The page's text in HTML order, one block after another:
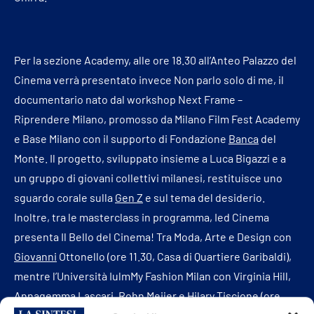
Per la sezione Academy, alle ore 18.30 all’Anteo Palazzo del
Cinema verrà presentato invece Non parlo solo di me, il
documentario nato dal workshop Next Frame –
Riprendere Milano, promosso da Milano Film Fest Academy
e Base Milano con il supporto di Fondazione Banca del
Monte. Il progetto, sviluppato insieme a Luca Bigazzi e a
un gruppo di giovani collettivi milanesi, restituisce uno
sguardo corale sulla Gen Z e sul tema del desiderio.
Inoltre, tra le masterclass in programma, Ied Cinema
presenta Il Bello del Cinema! Tra Moda, Arte e Design con
Giovanni Ottonello (ore 11.30, Casa di Quartiere Garibaldi),
mentre l’Università IulmMy Fashion Milan con Virginia Hill,
Annagemma Lascari, Rohn Meijer e Hilary Tiscione (ore